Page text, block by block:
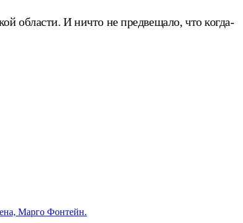
области. И ничто не предвещало, что когда-
Марго Фонтейн.